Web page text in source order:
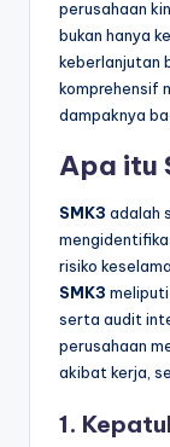
perusahaan
bukan hanya
keberlanjutan
komprehensif
dampaknya
Apa itu
SMK3 adalah
risiko
SMK3
serta audit
perusahaan
akibat kerja,
1.